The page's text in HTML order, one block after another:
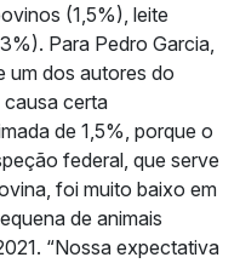
(1,5%), leite
Para Pedro Garcia,
um dos autores do
causa certa
de 1,5%, porque o
federal, que serve
foi muito baixo em
de animais
“Nossa expectativa